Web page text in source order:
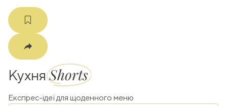
КухняShorts
Експрес-ідеї для щоденного меню